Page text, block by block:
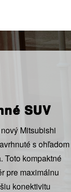
SUV
Mitsubishi
s ohľadom
Toto kompaktné
pre maximálnu
konektivitu